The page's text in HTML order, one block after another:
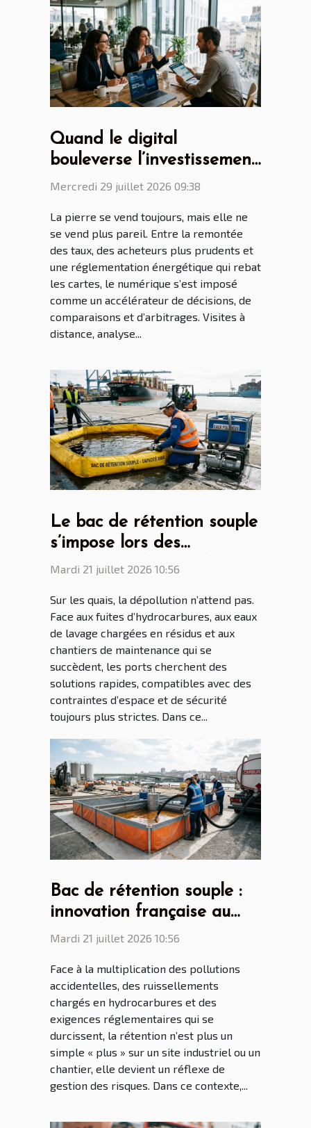
Quand le digital
bouleverse l’investissement
immobilier, regards croisés
Mercredi 29 juillet 2026 09:38
La pierre se vend toujours, mais elle ne
se vend plus pareil. Entre la remontée
des taux, des acheteurs plus prudents et
une réglementation énergétique qui rebat
les cartes, le numérique s’est imposé
comme un accélérateur de décisions, de
comparaisons et d’arbitrages. Visites à
distance, analyse...
Le bac de rétention souple
s’impose lors des
opérations de dépollution
Mardi 21 juillet 2026 10:56
Sur les quais, la dépollution n’attend pas.
Face aux fuites d’hydrocarbures, aux eaux
de lavage chargées en résidus et aux
chantiers de maintenance qui se
succèdent, les ports cherchent des
solutions rapides, compatibles avec des
contraintes d’espace et de sécurité
toujours plus strictes. Dans ce...
Bac de rétention souple :
innovation française au
cœur des enjeux mondiaux
Mardi 21 juillet 2026 10:56
Face à la multiplication des pollutions
accidentelles, des ruissellements
chargés en hydrocarbures et des
exigences réglementaires qui se
durcissent, la rétention n’est plus un
simple « plus » sur un site industriel ou un
chantier, elle devient un réflexe de
gestion des risques. Dans ce contexte,...